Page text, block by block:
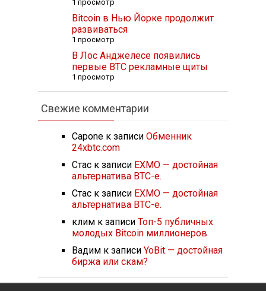
1 просмотр
Bitcoin в Нью Йорке продолжит
развиваться
1 просмотр
В Лос Анджелесе появились
первые BTC рекламные щиты
1 просмотр
Свежие комментарии
Caponeк записи Обменник
24xbtc.com
Стаск записи EXMO — достойная
альтернатива BTC-e.
Стаск записи EXMO — достойная
альтернатива BTC-e.
климк записи Топ-5 публичных
молодых Bitcoin миллионеров
Вадимк записи YoBit — достойная
биржа или скам?